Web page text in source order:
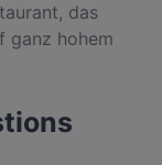
das
ganz hohem
Scampi,